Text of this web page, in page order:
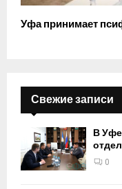
Уфа принимает
Свежие записи
В
0